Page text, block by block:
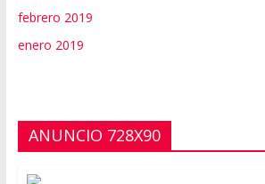
febrero 2019
enero 2019
ANUNCIO 728X90